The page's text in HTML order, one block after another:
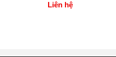
Liên hệ